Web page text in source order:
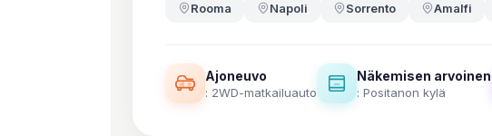
Rooma Napoli Sorrento Amalfi
Ajoneuvo
: 2WD-matkailuauto
Näkemisen arvoinen
: Positanon kylä